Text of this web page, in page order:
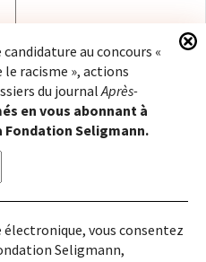
électronique, vous
de la Fondation
à notrepolitique de
possible de vous
|Mentions légales|Crédits
au concours «
racisme », actions
du journalAprès-
en vous abonnant à
Seligmann.
vous consentez
Seligmann,